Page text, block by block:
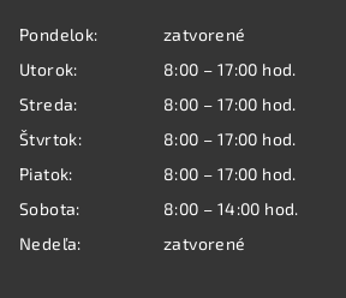
Pondelok:
zatvorené
Utorok:
8:00 – 17:00 hod.
Streda:
8:00 – 17:00 hod.
Štvrtok:
8:00 – 17:00 hod.
Piatok:
8:00 – 17:00 hod.
Sobota:
8:00 – 14:00 hod.
Nedeľa:
zatvorené